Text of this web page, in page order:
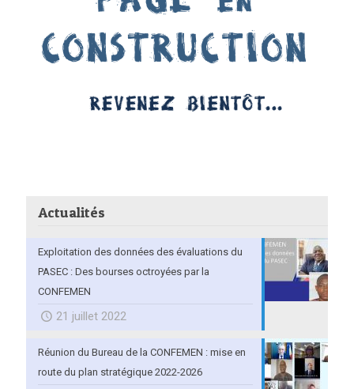
Actualités
Exploitation des données des évaluations du
PASEC : Des bourses octroyées par la
CONFEMEN
21 juillet 2022
Réunion du Bureau de la CONFEMEN : mise en
route du plan stratégique 2022-2026